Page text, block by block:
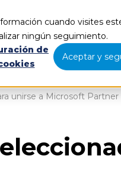
cuando visites
ningún seguimiento.
de
Aceptar y
unirse a Microsoft